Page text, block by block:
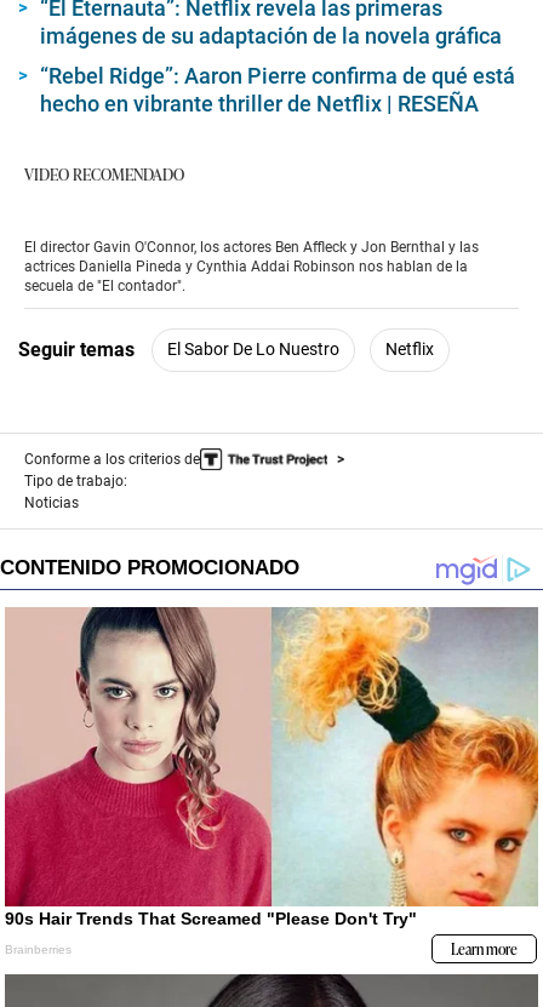
“El Eternauta”: Netflix revela las primeras
imágenes de su adaptación de la novela gráfica
“Rebel Ridge”: Aaron Pierre confirma de qué está
hecho en vibrante thriller de Netflix | RESEÑA
VIDEO RECOMENDADO
El director Gavin O'Connor, los actores Ben Affleck y Jon Bernthal y las
actrices Daniella Pineda y Cynthia Addai Robinson nos hablan de la
secuela de "El contador".
Seguir temas El Sabor De Lo Nuestro Netflix
Conforme a los criterios de
Tipo de trabajo:
Noticias